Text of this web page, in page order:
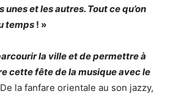
et les autres. Tout ce qu’on
temps ! »
la ville et de permettre à
cette fête de la musique avec le
De la fanfare orientale au son jazzy,